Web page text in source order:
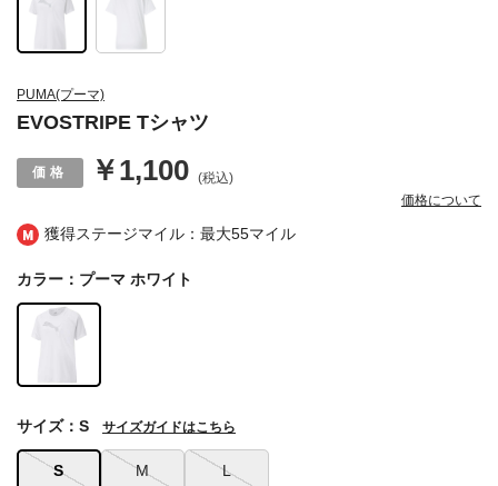
獲得ステージマイル：最大55マイル
PUMA(プーマ)
EVOSTRIPE Tシャツ
￥1,100 (税込)
価格について
カラー：プーマ ホワイト
S M L
サイズ：S サイズガイドはこちら